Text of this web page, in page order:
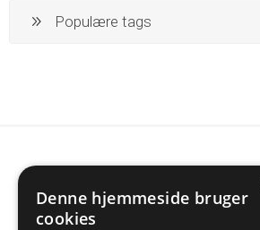
Populære tags
Denne hjemmeside bruger
cookies